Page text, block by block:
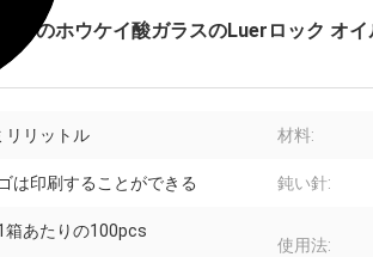
めのホウケイ酸ガラスのLuerロック オ
リリットル 材料:
は印刷することができる 鈍い針:
箱あたりの100pcs
使用法: